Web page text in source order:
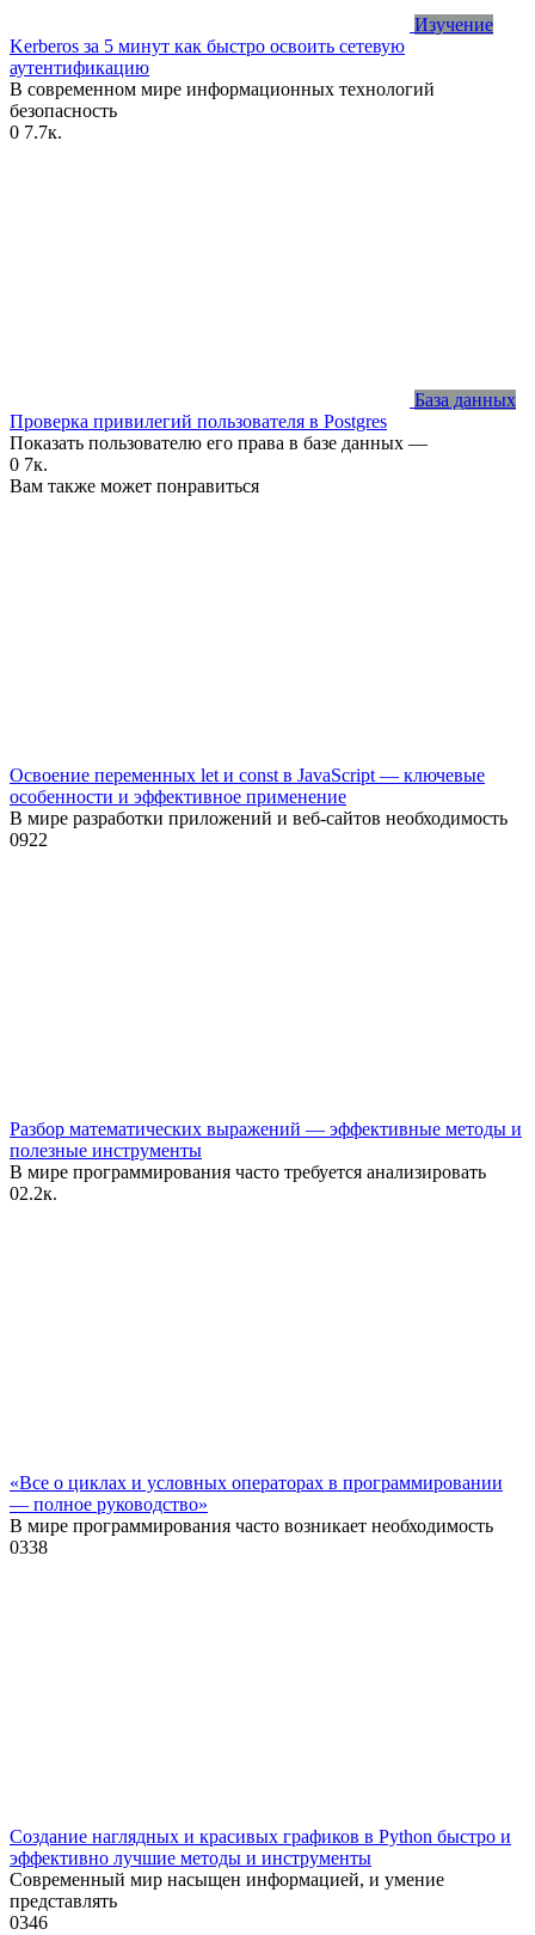
Изучение
Kerberos за 5 минут как быстро освоить сетевую
аутентификацию
В современном мире информационных технологий
безопасность
0 7.7к.
База данных
Проверка привилегий пользователя в Postgres
Показать пользователю его права в базе данных —
0 7к.
Вам также может понравиться
Освоение переменных let и const в JavaScript — ключевые
особенности и эффективное применение
В мире разработки приложений и веб-сайтов необходимость
0922
Разбор математических выражений — эффективные методы и
полезные инструменты
В мире программирования часто требуется анализировать
02.2к.
«Все о циклах и условных операторах в программировании
— полное руководство»
В мире программирования часто возникает необходимость
0338
Создание наглядных и красивых графиков в Python быстро и
эффективно лучшие методы и инструменты
Современный мир насыщен информацией, и умение
представлять
0346